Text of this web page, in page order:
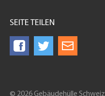
SEITE TEILEN
© 2026 Gebäudehülle Schweiz